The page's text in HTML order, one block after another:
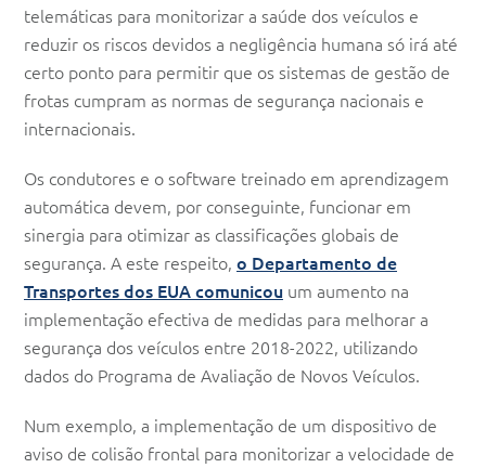
telemáticas para monitorizar a saúde dos veículos e
reduzir os riscos devidos a negligência humana só irá até
certo ponto para permitir que os sistemas de gestão de
frotas cumpram as normas de segurança nacionais e
internacionais.
Os condutores e o software treinado em aprendizagem
automática devem, por conseguinte, funcionar em
sinergia para otimizar as classificações globais de
segurança. A este respeito, o Departamento de
Transportes dos EUA comunicou um aumento na
implementação efectiva de medidas para melhorar a
segurança dos veículos entre 2018-2022, utilizando
dados do Programa de Avaliação de Novos Veículos.
Num exemplo, a implementação de um dispositivo de
aviso de colisão frontal para monitorizar a velocidade de